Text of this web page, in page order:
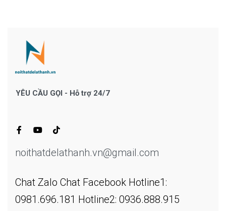
YÊU CẦU GỌI - Hỗ trợ 24/7
noithatdelathanh.vn@gmail.com
Chat Zalo Chat Facebook Hotline1:
0981.696.181 Hotline2: 0936.888.915